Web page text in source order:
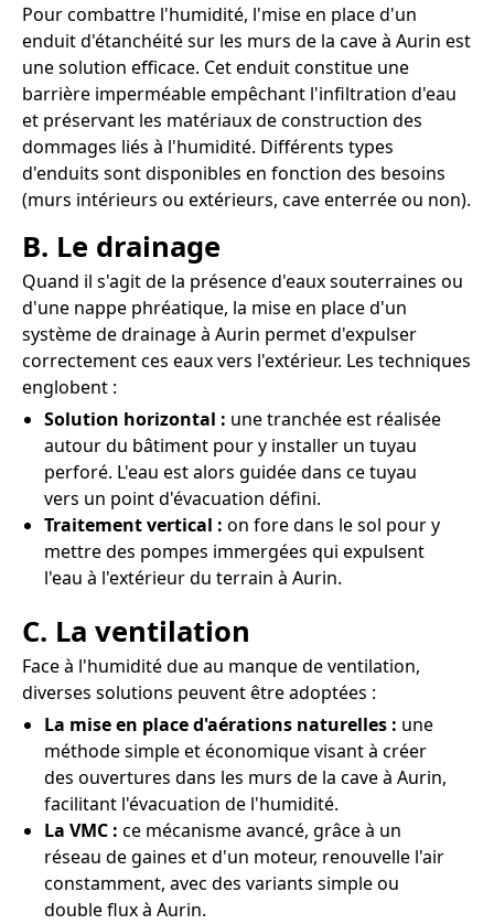
Pour combattre l'humidité, l'mise en place d'un
enduit d'étanchéité sur les murs de la cave à Aurin est
une solution efficace. Cet enduit constitue une
barrière imperméable empêchant l'infiltration d'eau
et préservant les matériaux de construction des
dommages liés à l'humidité. Différents types
d'enduits sont disponibles en fonction des besoins
(murs intérieurs ou extérieurs, cave enterrée ou non).
B. Le drainage
Quand il s'agit de la présence d'eaux souterraines ou
d'une nappe phréatique, la mise en place d'un
système de drainage à Aurin permet d'expulser
correctement ces eaux vers l'extérieur. Les techniques
englobent :
Solution horizontal : une tranchée est réalisée
autour du bâtiment pour y installer un tuyau
perforé. L'eau est alors guidée dans ce tuyau
vers un point d'évacuation défini.
Traitement vertical : on fore dans le sol pour y
mettre des pompes immergées qui expulsent
l'eau à l'extérieur du terrain à Aurin.
C. La ventilation
Face à l'humidité due au manque de ventilation,
diverses solutions peuvent être adoptées :
La mise en place d'aérations naturelles : une
méthode simple et économique visant à créer
des ouvertures dans les murs de la cave à Aurin,
facilitant l'évacuation de l'humidité.
La VMC : ce mécanisme avancé, grâce à un
réseau de gaines et d'un moteur, renouvelle l'air
constamment, avec des variants simple ou
double flux à Aurin.